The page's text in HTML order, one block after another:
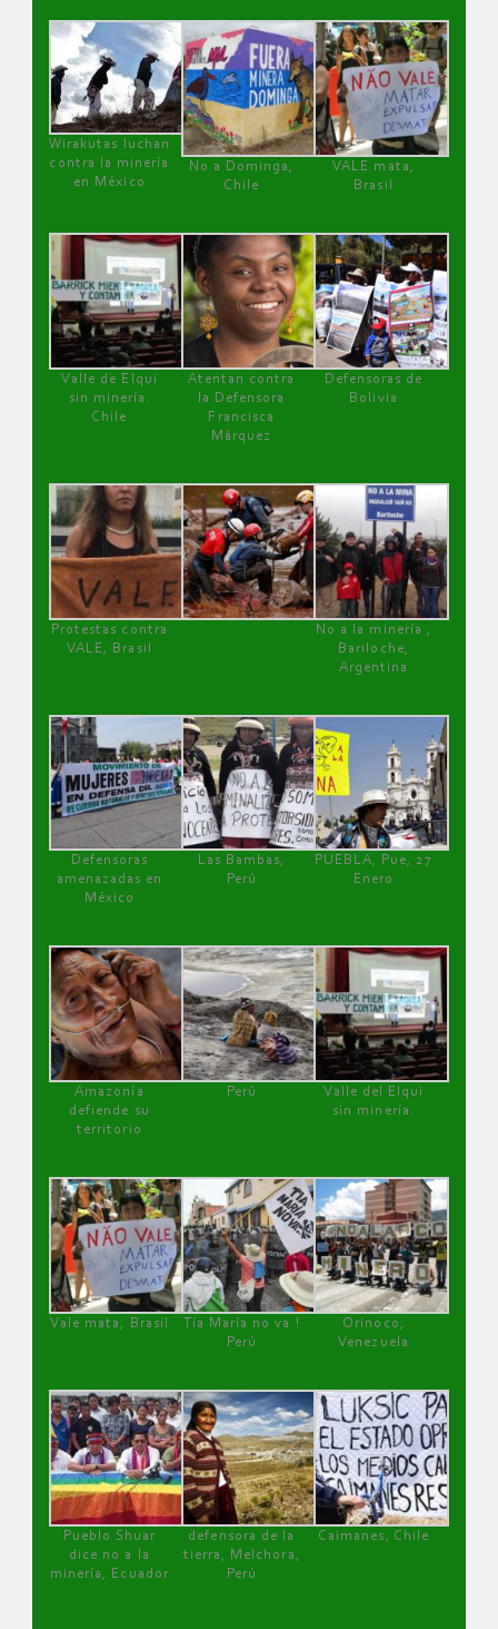
Wirakutas luchan
contra la minería
en México
No a Dominga,
Chile
VALE mata,
Brasil
Valle de Elqui
sin minería.
Chile
Atentan contra
la Defensora
Francisca
Márquez
Defensoras de
Bolivia
Protestas contra
VALE, Brasil
No a la minería ,
Bariloche,
Argentina
Defensoras
amenazadas en
México
Las Bambas,
Perú
PUEBLA, Pue, 27
Enero
Amazonía
defiende su
territorio
Perú
Valle del Elqui
sin minería.
Vale mata, Brasil
Tía María no va !
Perú
Orinoco,
Venezuela
Pueblo Shuar
dice no a la
minería, Ecuador
defensora de la
tierra, Melchora,
Perú
Caimanes, Chile